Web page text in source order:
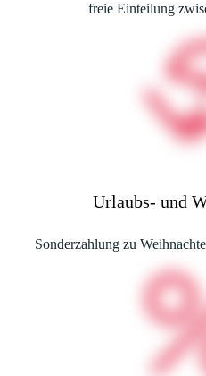
freie Einteilung
Urlaubs- und
Sonderzahlung zu